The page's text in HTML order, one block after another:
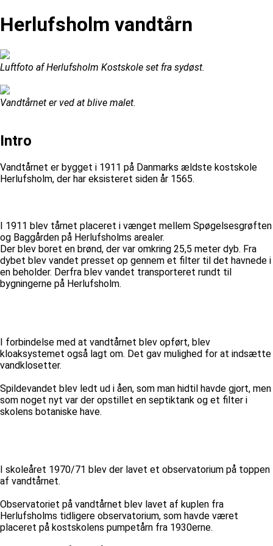
Herlufsholm vandtårn
Luftfoto af Herlufsholm Kostskole set fra sydøst.
Vandtårnet er ved at blive malet.
Intro
Vandtårnet er bygget i 1911 på Danmarks ældste kostskole
Herlufsholm, der har eksisteret siden år 1565.
I 1911 blev tårnet placeret i vænget mellem Spøgelsesgrøften
og Baggården på Herlufsholms arealer.
Der blev boret en brønd, der var omkring 25,5 meter dyb. Fra
dybet blev vandet presset op gennem et filter til det havnede i
en beholder. Derfra blev vandet transporteret rundt til
bygningerne på Herlufsholm.
I forbindelse med at vandtårnet blev opført, blev
kloaksystemet også lagt om. Det gav mulighed for at indsætte
vandklosetter.
Spildevandet blev ledt ud i åen, som man hidtil havde gjort, men
som noget nyt var der opstillet en septiktank og et filter i
skolens botaniske have.
I skoleåret 1970/71 blev der lavet et observatorium på toppen
af vandtårnet.
Observatoriet på vandtårnet blev lavet af kuplen fra
Herlufsholms tidligere observatorium, som havde været
placeret på kostskolens pumpetårn fra 1930erne.